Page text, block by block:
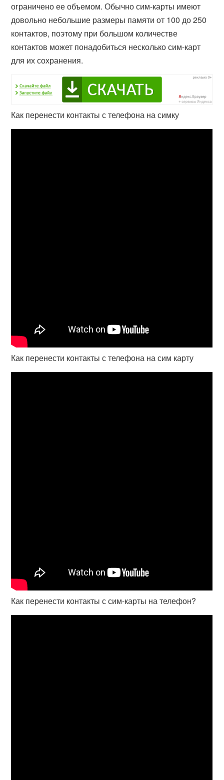
ограничено ее объемом. Обычно сим-карты имеют
довольно небольшие размеры памяти от 100 до 250
контактов, поэтому при большом количестве
контактов может понадобиться несколько сим-карт
для их сохранения.
Как перенести контакты с телефона на симку
Как перенести контакты с телефона на сим карту
Как перенести контакты с сим-карты на телефон?